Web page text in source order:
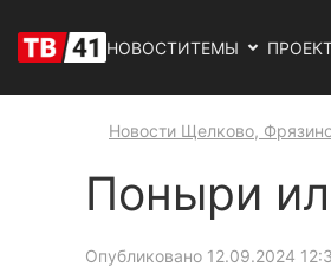
НОВОСТИТЕМЫ
Новости Щелково,
Поныри
Опубликовано 12.09.2024